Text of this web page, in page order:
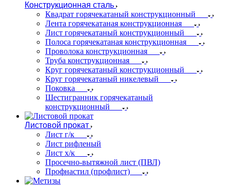
Конструкционная сталь
Квадрат горячекатаный конструкционный
Лента горячекатаная конструкционная
Лист горячекатаный конструкционный
Полоса горячекатаная конструкционная
Проволока конструкционная
Труба конструкционная
Круг горячекатаный конструкционный
Круг горячекатаный никелевый
Поковка
Шестигранник горячекатаный
конструкционный
Листовой прокат
Лист г/к
Лист рифленый
Лист х/к
Просечно-вытяжной лист (ПВЛ)
Профнастил (профлист)